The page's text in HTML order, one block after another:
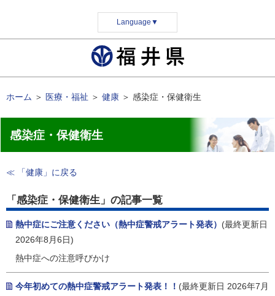
Language ▼
ホーム ＞ 医療・福祉 ＞ 健康 ＞ 感染症・保健衛生
感染症・保健衛生
≪ 「健康」に戻る
「感染症・保健衛生」の記事一覧
熱中症にご注意ください（熱中症警戒アラート発表） (最終更新日
2026年8月6日)
熱中症への注意呼びかけ
今年初めての熱中症警戒アラート発表！！ (最終更新日 2026年7月